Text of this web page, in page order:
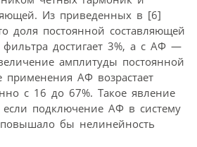
Из приведенных в [6]
доля постоянной составляющей
достигает 3%, а с АФ —
амплитуды постоянной
применения АФ возрастает
с 16 до 67%. Такое явление
подключение АФ в систему
бы нелинейность